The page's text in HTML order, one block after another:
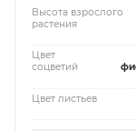
Высота взрослого
растения
Цвет
соцветий
Цвет листьев